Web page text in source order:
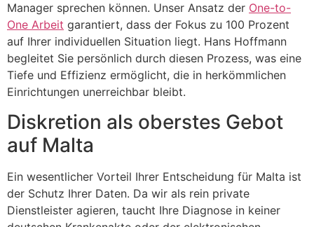
Manager sprechen können. Unser Ansatz der One-to-
One Arbeit garantiert, dass der Fokus zu 100 Prozent
auf Ihrer individuellen Situation liegt. Hans Hoffmann
begleitet Sie persönlich durch diesen Prozess, was eine
Tiefe und Effizienz ermöglicht, die in herkömmlichen
Einrichtungen unerreichbar bleibt.
Diskretion als oberstes Gebot
auf Malta
Ein wesentlicher Vorteil Ihrer Entscheidung für Malta ist
der Schutz Ihrer Daten. Da wir als rein private
Dienstleister agieren, taucht Ihre Diagnose in keiner